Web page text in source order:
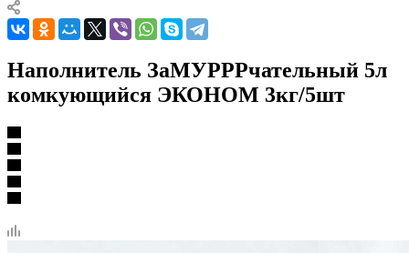
Наполнитель ЗаМУРРРчательный 5л
комкующийся ЭКОНОМ 3кг/5шт